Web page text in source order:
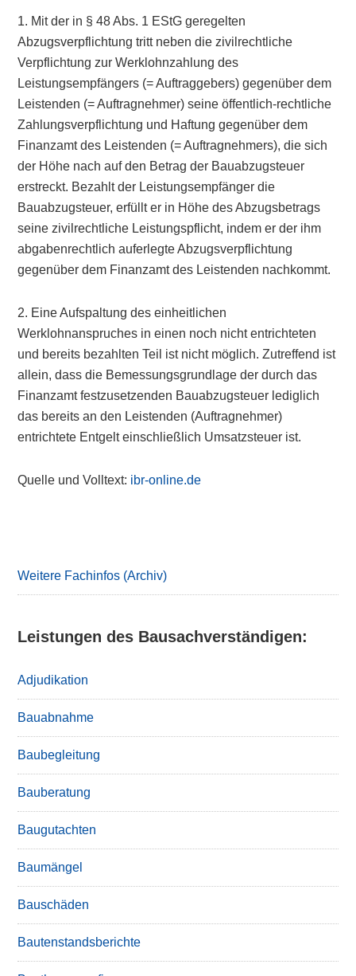
1. Mit der in § 48 Abs. 1 EStG geregelten
Abzugsverpflichtung tritt neben die zivilrechtliche
Verpflichtung zur Werklohnzahlung des
Leistungsempfängers (= Auftraggebers) gegenüber dem
Leistenden (= Auftragnehmer) seine öffentlich-rechtliche
Zahlungsverpflichtung und Haftung gegenüber dem
Finanzamt des Leistenden (= Auftragnehmers), die sich
der Höhe nach auf den Betrag der Bauabzugsteuer
erstreckt. Bezahlt der Leistungsempfänger die
Bauabzugsteuer, erfüllt er in Höhe des Abzugsbetrags
seine zivilrechtliche Leistungspflicht, indem er der ihm
abgabenrechtlich auferlegte Abzugsverpflichtung
gegenüber dem Finanzamt des Leistenden nachkommt.
2. Eine Aufspaltung des einheitlichen
Werklohnanspruches in einen noch nicht entrichteten
und bereits bezahlten Teil ist nicht möglich. Zutreffend ist
allein, dass die Bemessungsgrundlage der durch das
Finanzamt festzusetzenden Bauabzugsteuer lediglich
das bereits an den Leistenden (Auftragnehmer)
entrichtete Entgelt einschließlich Umsatzsteuer ist.
Quelle und Volltext: ibr-online.de
Weitere Fachinfos (Archiv)
Leistungen des Bausachverständigen:
Adjudikation
Bauabnahme
Baubegleitung
Bauberatung
Baugutachten
Baumängel
Bauschäden
Bautenstandsberichte